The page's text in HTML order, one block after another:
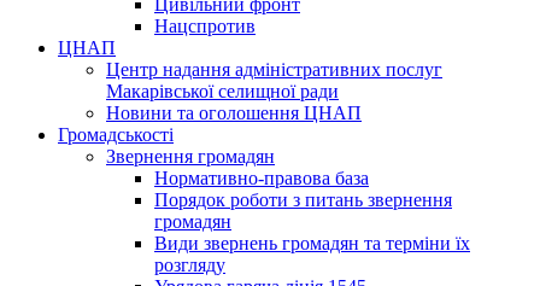
Цивільний фронт
Нацспротив
ЦНАП
Центр надання адміністративних послуг
Макарівської селищної ради
Новини та оголошення ЦНАП
Громадськості
Звернення громадян
Нормативно-правова база
Порядок роботи з питань звернення
громадян
Види звернень громадян та терміни їх
розгляду